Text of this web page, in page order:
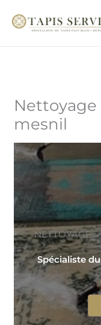
Nettoyage
mesnil
NETTOYAGE
Spécialiste